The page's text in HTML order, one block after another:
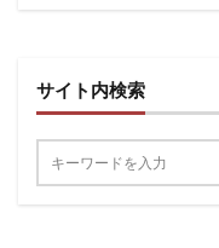
サイト内検索